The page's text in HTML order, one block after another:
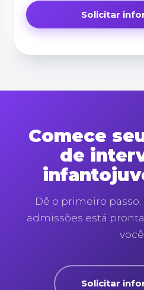
Comece
de
Dê o primeiro
admissões está
Solicitar